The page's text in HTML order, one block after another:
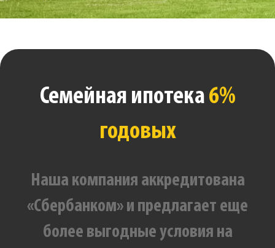
Семейная ипотека 6%
годовых
Наша компания аккредитована
«Сбербанком» и предлагает еще
более выгодные условия на